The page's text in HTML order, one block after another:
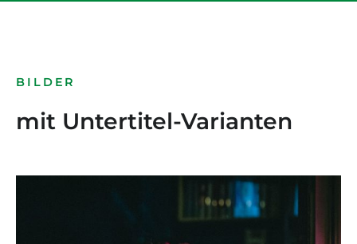
BILDER
mit Untertitel-Varianten